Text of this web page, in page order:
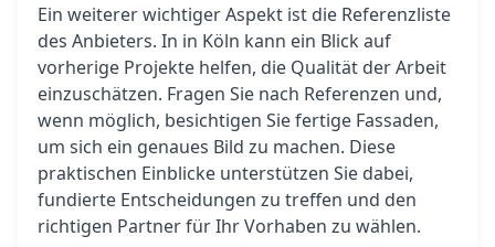
Ein weiterer wichtiger Aspekt ist die Referenzliste
des Anbieters. In in Köln kann ein Blick auf
vorherige Projekte helfen, die Qualität der Arbeit
einzuschätzen. Fragen Sie nach Referenzen und,
wenn möglich, besichtigen Sie fertige Fassaden,
um sich ein genaues Bild zu machen. Diese
praktischen Einblicke unterstützen Sie dabei,
fundierte Entscheidungen zu treffen und den
richtigen Partner für Ihr Vorhaben zu wählen.